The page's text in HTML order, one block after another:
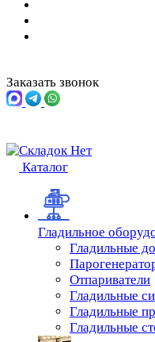
Заказать звонок
Каталог
Гладильное
Гладильные
Отпариватели
Гладильные
Гладильные
Гладильные